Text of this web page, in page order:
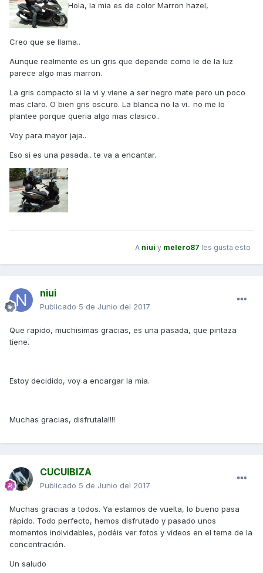
Hola, la mia es de color Marron hazel,
Creo que se llama..
Aunque realmente es un gris que depende como le de la luz
parece algo mas marron.
La gris compacto si la vi y viene a ser negro mate pero un poco
mas claro. O bien gris oscuro. La blanca no la vi.. no me lo
plantee porque queria algo mas clasico..
Voy para mayor jaja..
Eso si es una pasada.. te va a encantar.
A niui y melero87 les gusta esto
niui
Publicado 5 de Junio del 2017
Que rapido, muchisimas gracias, es una pasada, que pintaza
tiene.
Estoy decidido, voy a encargar la mia.
Muchas gracias, disfrutala!!!!
CUCUIBIZA
Publicado 5 de Junio del 2017
Muchas gracias a todos. Ya estamos de vuelta, lo bueno pasa
rápido. Todo perfecto, hemos disfrutado y pasado unos
momentos inolvidables, podéis ver fotos y vídeos en el tema de la
concentración.
Un saludo